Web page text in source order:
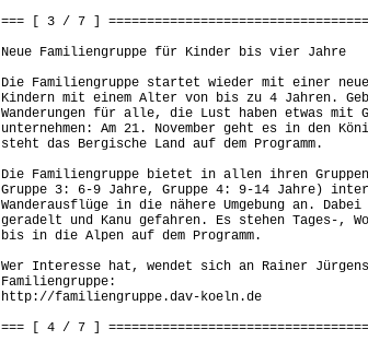
=== [ 3 / 7 ]
Neue Familiengruppe für Kinder bis vier Jahre
Die Familiengruppe startet wieder mit einer
Kindern mit einem Alter von bis zu 4 Jahren.
Wanderungen für alle, die Lust haben etwas mit
unternehmen: Am 21. November geht es in den
steht das Bergische Land auf dem Programm.
Die Familiengruppe bietet in allen ihren
Gruppe 3: 6-9 Jahre, Gruppe 4: 9-14 Jahre)
Wanderausflüge in die nähere Umgebung an.
geradelt und Kanu gefahren. Es stehen Tages-,
bis in die Alpen auf dem Programm.
Wer Interesse hat, wendet sich an Rainer
Familiengruppe:
http://familiengruppe.dav-koeln.de
=== [ 4 / 7 ]